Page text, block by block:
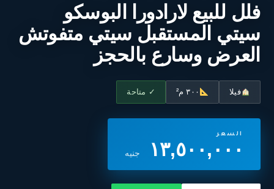
فلل للبيع لارادورا البوسكو
سيتي المستقبل سيتي متفوتش
العرض وسارع بالحجز
فيلا ٣٠٠ م² ✓ متاحة
السعر
١٣,٥٠٠,٠٠٠ جنيه